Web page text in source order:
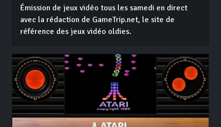
Émission de jeux vidéo tous les samedi en direct
avec la rédaction de GameTrip.net, le site de
référence des jeux vidéo oldies.